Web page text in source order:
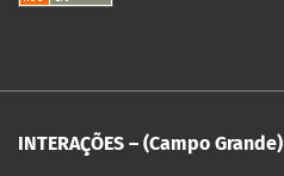
INTERAÇÕES – (Campo Grande)